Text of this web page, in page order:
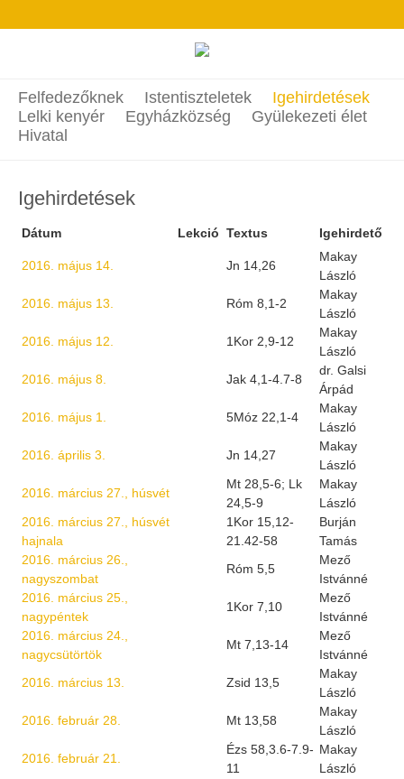
Felfedezőknek Istentiszteletek
Igehirdetések
Lelki kenyér
Egyházközség
Gyülekezeti élet
Hivatal
Igehirdetések
Dátum Lekció Textus Igehirdető
2016. május 14. Jn 14,26
Makay
László
2016. május 13.
Róm 8,1-2
Makay
László
2016. május 12.
1Kor 2,9-12
Makay
László
2016. május 8.
Jak 4,1-4.7-8
dr. Galsi
Árpád
2016. május 1.
5Móz 22,1-4
Makay
László
2016. április 3.
Jn 14,27
Makay
László
2016. március 27., húsvét
Mt 28,5-6; Lk
24,5-9
Makay
László
2016. március 27., húsvét
hajnala
1Kor 15,12-
21.42-58
Burján
Tamás
2016. március 26.,
nagyszombat
Róm 5,5
Mező
Istvánné
2016. március 25.,
nagypéntek
1Kor 7,10
Mező
Istvánné
2016. március 24.,
nagycsütörtök
Mt 7,13-14
Mező
Istvánné
2016. március 13.
Zsid 13,5
Makay
László
2016. február 28.
Mt 13,58
Makay
László
2016. február 21.
Ézs 58,3.6-7.9-
11
Makay
László